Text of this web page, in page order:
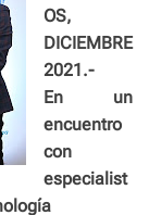
OS,
DICIEMBRE
2021.-
En un
encuentro
con
especialist